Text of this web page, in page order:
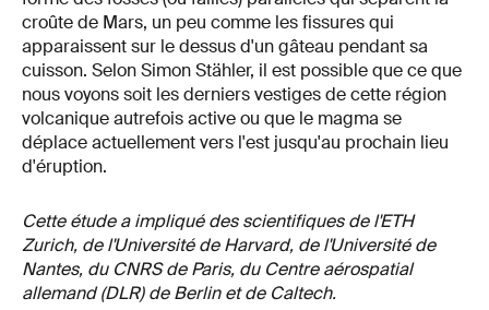
croûte de Mars, un peu comme les fissures qui
apparaissent sur le dessus d'un gâteau pendant sa
cuisson. Selon Simon Stähler, il est possible que ce que
nous voyons soit les derniers vestiges de cette région
volcanique autrefois active ou que le magma se
déplace actuellement vers l'est jusqu'au prochain lieu
d'éruption.
Cette étude a impliqué des scientifiques de l'ETH
Zurich, de l'Université de Harvard, de l'Université de
Nantes, du CNRS de Paris, du Centre aérospatial
allemand (DLR) de Berlin et de Caltech.